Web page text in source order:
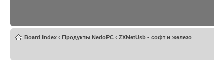
Board index ‹ Продукты NedoPC ‹ ZXNetUsb - софт и железо